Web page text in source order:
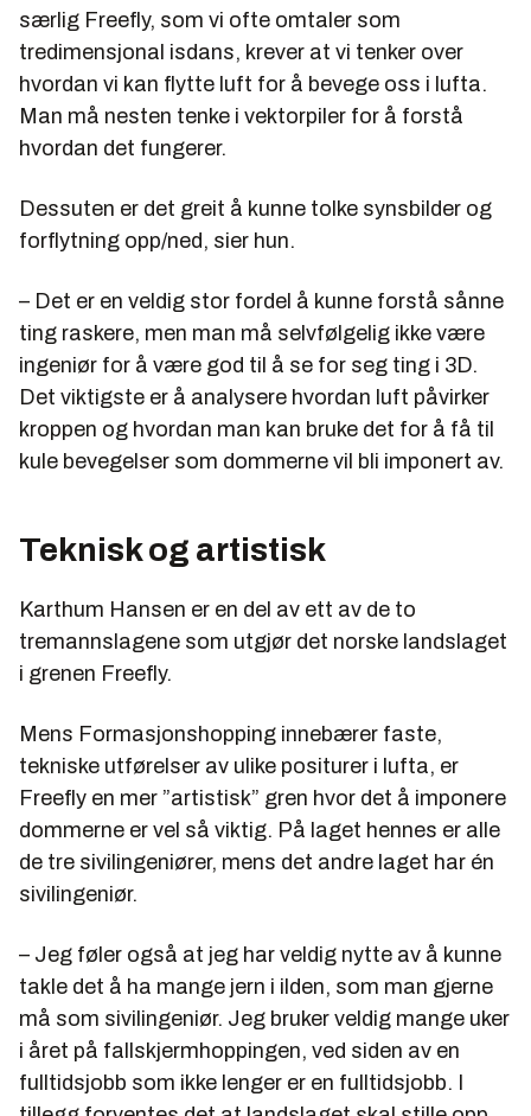
særlig Freefly, som vi ofte omtaler som
tredimensjonal isdans, krever at vi tenker over
hvordan vi kan flytte luft for å bevege oss i lufta.
Man må nesten tenke i vektorpiler for å forstå
hvordan det fungerer.
Dessuten er det greit å kunne tolke synsbilder og
forflytning opp/ned, sier hun.
– Det er en veldig stor fordel å kunne forstå sånne
ting raskere, men man må selvfølgelig ikke være
ingeniør for å være god til å se for seg ting i 3D.
Det viktigste er å analysere hvordan luft påvirker
kroppen og hvordan man kan bruke det for å få til
kule bevegelser som dommerne vil bli imponert av.
Teknisk og artistisk
Karthum Hansen er en del av ett av de to
tremannslagene som utgjør det norske landslaget
i grenen Freefly.
Mens Formasjonshopping innebærer faste,
tekniske utførelser av ulike positurer i lufta, er
Freefly en mer ”artistisk” gren hvor det å imponere
dommerne er vel så viktig. På laget hennes er alle
de tre sivilingeniører, mens det andre laget har én
sivilingeniør.
– Jeg føler også at jeg har veldig nytte av å kunne
takle det å ha mange jern i ilden, som man gjerne
må som sivilingeniør. Jeg bruker veldig mange uker
i året på fallskjermhoppingen, ved siden av en
fulltidsjobb som ikke lenger er en fulltidsjobb. I